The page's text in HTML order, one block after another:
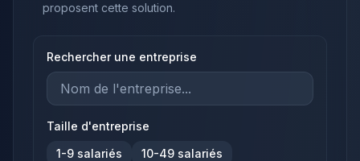
proposent cette solution.
Rechercher une entreprise
Taille d'entreprise
1-9 salariés 10-49 salariés